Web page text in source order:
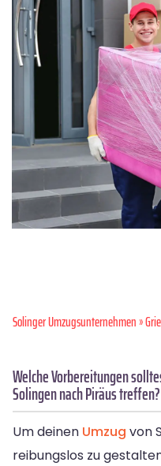
Solinger Umzugsunternehmen»
Welche Vorbereitungen
Solingen nach Piräus treffen?
Um deinen Umzug von
reibungslos zu